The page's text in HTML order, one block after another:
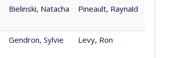
Bielinski, Natacha Pineault, Raynald
Gendron, Sylvie Levy, Ron